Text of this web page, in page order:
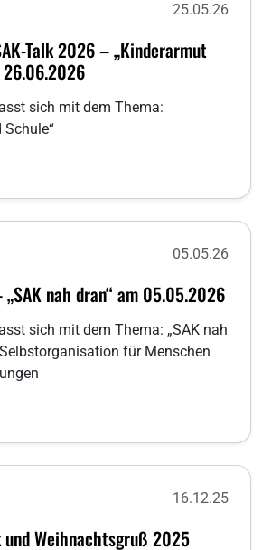
25.05.26
Talk 2026 – „Kinderarmut
26.06.2026
sich mit dem Thema:
05.05.26
nah dran“ am 05.05.2026
sich mit dem Thema: „SAK nah
für Menschen
16.12.25
Weihnachtsgruß 2025